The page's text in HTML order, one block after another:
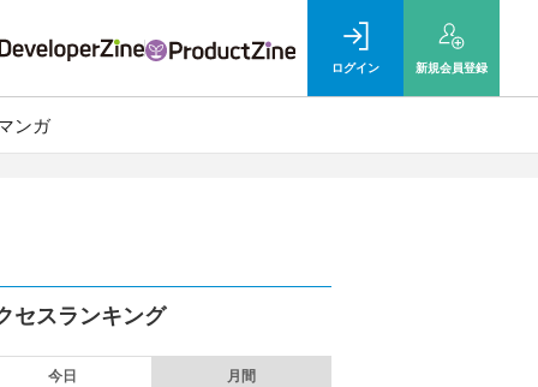
ログイン 新規会員登録
ンガ
セスランキング
今日 月間